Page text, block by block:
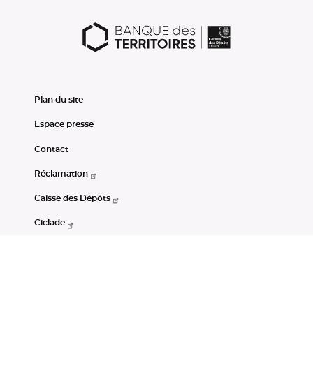
Plan du site
Espace presse
Contact
Réclamation
Caisse des Dépôts
Ciclade